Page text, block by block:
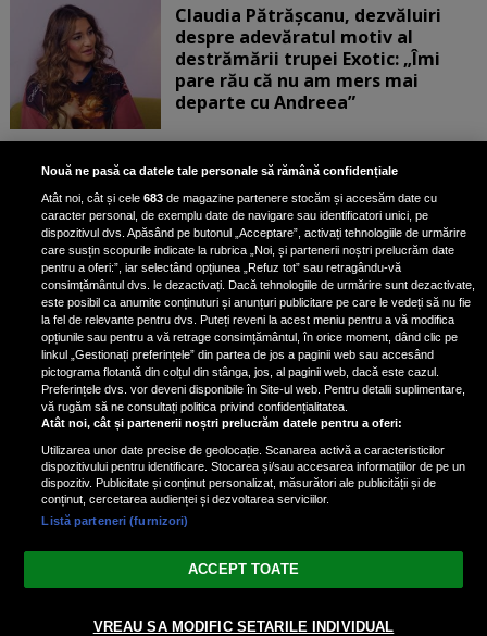
Claudia Pătrășcanu, dezvăluiri
despre adevăratul motiv al
destrămării trupei Exotic: „Îmi
pare rău că nu am mers mai
departe cu Andreea”
Scene incredibile! Ilinca Vandici a
pus mâna pe aparatul de
fotografiat al unui paparazzo și i l-
a aruncat la gunoi: „S-a dus la
poliție. Nu mai aveam aer”
Oana Moșneagu, mărturisiri
despre începutul relației cu Vlad
Gherman: „Eu am fost îngrozită de
aceasta posibilă relație”
Nouă ne pasă ca datele tale personale să rămână confidențiale
Atât noi, cât și cele683 de magazine partenere stocăm și accesăm date cu
caracter personal, de exemplu date de navigare sau identificatori unici, pe
dispozitivul dvs. Apăsând pe butonul „Acceptare”, activați tehnologiile de urmărire
care susțin scopurile indicate la rubrica „Noi, și partenerii noștri prelucrăm date
pentru a oferi:”, iar selectând opțiunea „Refuz tot” sau retragându-vă
consimțământul dvs. le dezactivați. Dacă tehnologiile de urmărire sunt dezactivate,
este posibil ca anumite conținuturi și anunțuri publicitare pe care le vedeți să nu fie
la fel de relevante pentru dvs. Puteți reveni la acest meniu pentru a vă modifica
opțiunile sau pentru a vă retrage consimțământul, în orice moment, dând clic pe
linkul „Gestionați preferințele” din partea de jos a paginii web sau accesând
pictograma flotantă din colțul din stânga, jos, al paginii web, dacă este cazul.
Preferințele dvs. vor deveni disponibile în Site-ul web. Pentru detalii suplimentare,
vă rugăm să ne consultați politica privind confidențialitatea.
Atât noi, cât și partenerii noștri prelucrăm datele pentru a oferi:
Utilizarea unor date precise de geolocație. Scanarea activă a caracteristicilor
dispozitivului pentru identificare. Stocarea și/sau accesarea informațiilor de pe un
dispozitiv. Publicitate și conținut personalizat, măsurători ale publicității și de
conținut, cercetarea audienței și dezvoltarea serviciilor.
Listă parteneri (furnizori)
ACCEPT TOATE
VREAU SA MODIFIC SETARILE INDIVIDUAL